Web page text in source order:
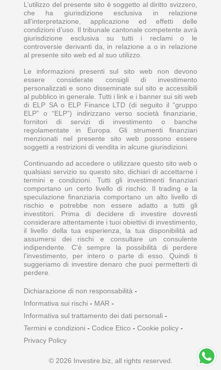
L’utilizzo del presente sito è soggetto al diritto svizzero,
che ha giurisdizione esclusiva in relazione
all’interpretazione, applicazione ed effetti delle
condizioni d’uso. Il tribunale cantonale competente avrà
giurisdizione esclusiva su tutti i reclami o le
controversie derivanti da, in relazione a o in relazione
al presente sito web ed al suo utilizzo.
Le informazioni presenti sul sito web non devono
essere considerate consigli di investimento
personalizzati e sono disseminate sul sito e accessibili
al pubblico in generale. Tutti i link e i banner sui siti web
di ELP SA o ELP Finance LTD (di seguito il “gruppo
ELP” o “ELP”) indirizzano verso società finanziarie,
fornitori di servizi di investimento o banche
regolamentate in Europa. Gli strumenti finanziari
menzionati nel presente sito web possono essere
soggetti a restrizioni di vendita in alcune giurisdizioni.
Continuando ad accedere o utilizzare questo sito web o
qualsiasi servizio su questo sito, dichiari di accettarne i
termini e condizioni. Tutti gli investimenti finanziari
comportano un certo livello di rischio. Il trading e la
speculazione finanziaria comportano un alto livello di
rischio e potrebbe non essere adatto a tutti gli
investitori. Prima di decidere di investire dovresti
considerare attentamente i tuoi obiettivi di investimento,
il livello della tua esperienza, la tua disponibilità ad
assumersi dei rischi e consultare un consulente
indipendente. C'è sempre la possibilità di perdere
l'investimento, per intero o parte di esso. Quindi ti
suggeriamo di investire denaro che puoi permetterti di
perdere.
Dichiarazione di non responsabilità -
Informativa sui rischi - MAR -
Informativa sul trattamento dei dati personali -
Termini e condizioni - Codice Etico - Cookie policy -
Privacy Policy
© 2026 Investire.biz, all rights reserved.